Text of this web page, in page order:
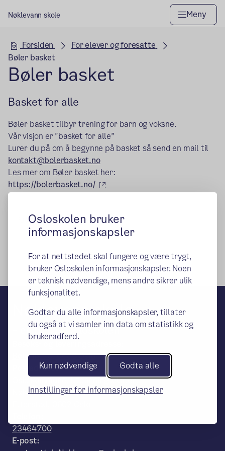
Osloskolen bruker
informasjonskapsler
For at nettstedet skal fungere og være trygt,
bruker Osloskolen informasjonskapsler. Noen
er teknisk nødvendige, mens andre sikrer ulik
funksjonalitet.
Godtar du alle informasjonskapsler, tillater
du også at vi samler inn data om statistikk og
brukeradferd.
Kun nødvendige Godta alle
Innstillinger for informasjonskapsler
Nøklevann skole Meny
Hovedseksjon
Forsiden
For elever og foresatte
Bøler basket
Bøler basket
Basket for alle
Bøler basket tilbyr trening for barn og voksne.
Vår visjon er "basket for alle"
Lurer du på om å begynne på basket så send en mail til
kontakt@bolerbasket.no
Les mer om Bøler basket her:
https://bolerbasket.no/
(ekstern lenke)
Publisert:15.02.2024
Nøklevann skole
– en del av Osloskolen
Bølerlia 75, 0689 Oslo
Postadresse:
Oslo kommune, Utdanningsetaten,
Nøklevann skole, Postboks 6127
23464700
E-post: